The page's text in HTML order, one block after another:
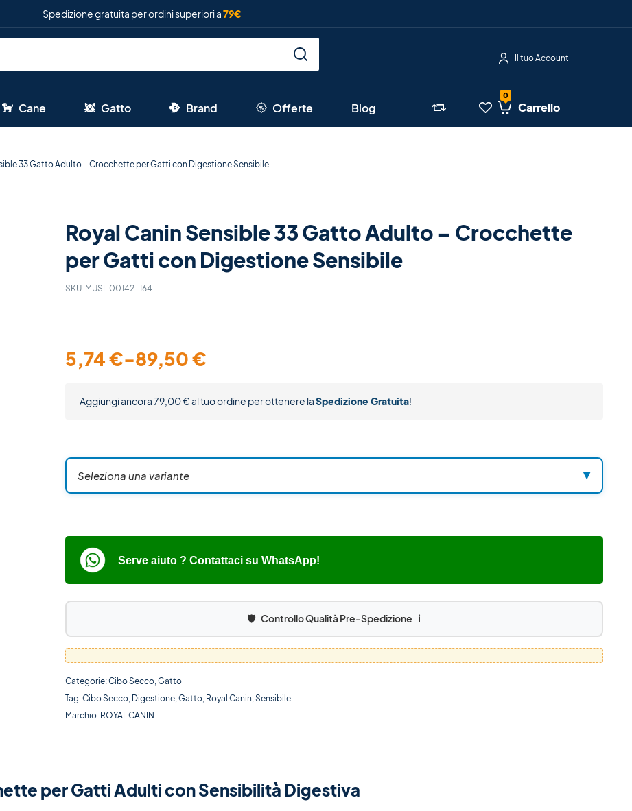
Spedizione gratuita per ordini superiori a79€
Il tuo Account
Cane Gatto Brand Offerte Blog Carrello
33 Gatto Adulto – Crocchette per Gatti con Digestione Sensibile
Royal Canin Sensible 33 Gatto Adulto – Crocchette
per Gatti con Digestione Sensibile
SKU:MUSI-00142-164
5,74€-89,50€
Aggiungi ancora79,00€al tuo ordine per ottenere laSpedizione Gratuita!
Seleziona una variante ▼
Serve aiuto ? Contattaci su WhatsApp!
🛡️ Controllo Qualità Pre-Spedizione ℹ️
Categorie:Cibo Secco,Gatto
Tag:Cibo Secco, Digestione,Gatto, Royal Canin,Sensibile
Marchio: ROYAL CANIN
per Gatti Adulti con Sensibilità Digestiva